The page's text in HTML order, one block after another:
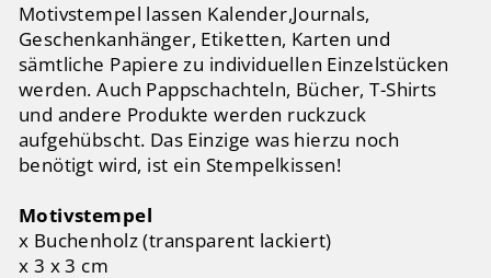
Motivstempel lassen Kalender,Journals,
Geschenkanhänger, Etiketten, Karten und
sämtliche Papiere zu individuellen Einzelstücken
werden. Auch Pappschachteln, Bücher, T-Shirts
und andere Produkte werden ruckzuck
aufgehübscht. Das Einzige was hierzu noch
benötigt wird, ist ein Stempelkissen!
Motivstempel
x Buchenholz (transparent lackiert)
x 3 x 3 cm